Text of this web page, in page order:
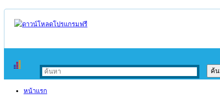
หน้าแรก